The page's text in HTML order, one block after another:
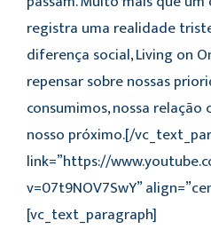
registra uma realidade
diferença social, Living on
repensar sobre nossas
consumimos, nossa
nosso próximo.[/
link=”https://
v=07t9NOV7SwY”
[vc_text_paragraph]